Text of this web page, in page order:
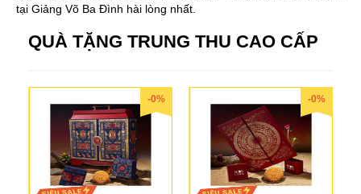
tại Giảng Võ Ba Đình hài lòng nhất.
QUÀ TẶNG TRUNG THU CAO CẤP
-0% -0%